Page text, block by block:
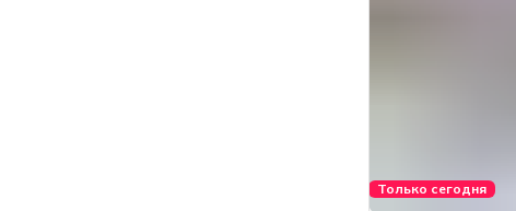
Только сегодня